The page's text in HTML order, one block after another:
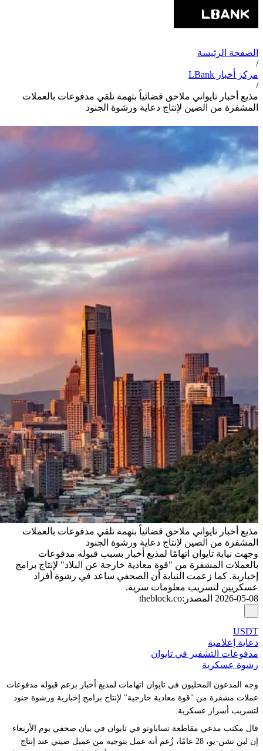
الصفحة الرئيسة
/
مركز أخبار LBank
/
مذيع أخبار تايواني ملاحق قضائياً بتهمة تلقي مدفوعات بالعملات
المشفرة من الصين لإنتاج دعاية ورشوة الجنود
مذيع أخبار تايواني ملاحق قضائياً بتهمة تلقي مدفوعات بالعملات
المشفرة من الصين لإنتاج دعاية ورشوة الجنود
وجهت نيابة تايوان اتهامًا لمذيع أخبار بسبب قبوله مدفوعات
بالعملات المشفرة من "قوة معادية خارجة عن البلاد" لإنتاج برامج
إخبارية. كما زعمت النيابة أن الصحفي ساعد في رشوة أفراد
عسكريين لتسريب معلومات سرية.
2026-05-08 المصدر :
theblock.co
USDT
دعاية إعلامية
مدفوعات التشفير في تايوان
رشوة عسكرية
وجه المدعون المحليون في تايوان اتهامات لمذيع أخبار بزعم قبوله مدفوعات
عملات مشفرة من "قوة معادية خارجية" لإنتاج برامج إخبارية ورشوة جنود
لتسريب أسرار عسكرية.
قال مكتب مدعي مقاطعة تساياوتو في تايوان في بيان صحفي يوم الأربعاء
إن لين تشن-يو، 28 عامًا، زُعم أنه عمل بتوجيه من عميل صيني عند إنتاج